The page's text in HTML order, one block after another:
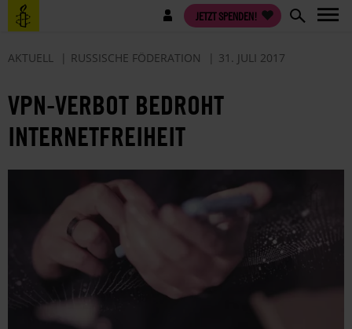
Direkt
zum
Benutzermenü JETZT SPENDEN!
AKTUELL RUSSISCHE FÖDERATION 31. JULI 2017
VPN-VERBOT BEDROHT
INTERNETFREIHEIT